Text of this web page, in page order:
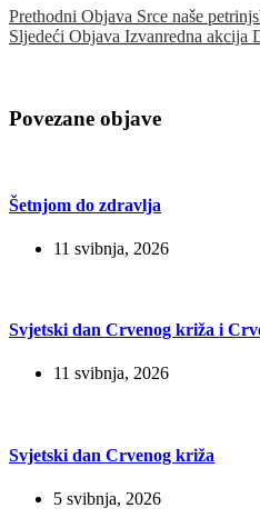
Prethodni Objava Srce naše
Sljedeći Objava Izvanredna akcija
Povezane objave
Šetnjom do zdravlja
11 svibnja, 2026
Svjetski dan Crvenog križa i
11 svibnja, 2026
Svjetski dan Crvenog križa
5 svibnja, 2026